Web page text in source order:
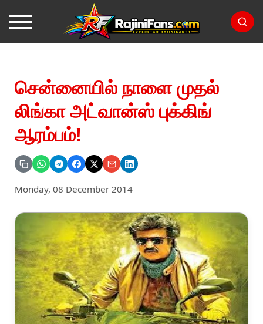
சென்னையில் நாளை முதல்
லிங்கா அட்வான்ஸ் புக்கிங்
ஆரம்பம்!
Monday, 08 December 2014